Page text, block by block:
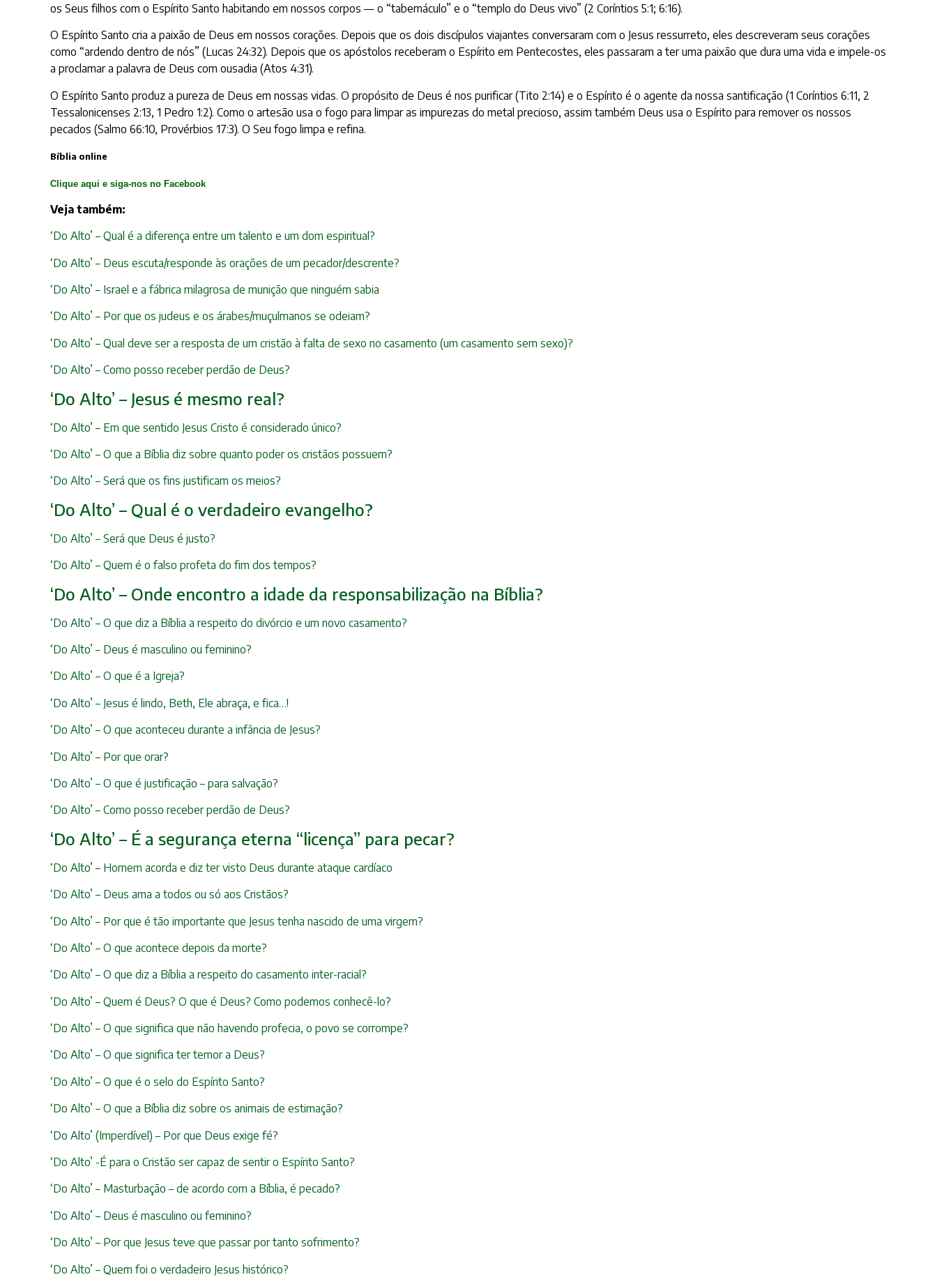
os Seus filhos com o Espírito Santo habitando em nossos corpos — o “tabernáculo” e o “templo do Deus vivo” (2 Coríntios 5:1; 6:16).
O Espírito Santo cria a paixão de Deus em nossos corações. Depois que os dois discípulos viajantes conversaram com o Jesus ressurreto, eles descreveram seus corações
como “ardendo dentro de nós” (Lucas 24:32). Depois que os apóstolos receberam o Espírito em Pentecostes, eles passaram a ter uma paixão que dura uma vida e impele-os
a proclamar a palavra de Deus com ousadia (Atos 4:31).
O Espírito Santo produz a pureza de Deus em nossas vidas. O propósito de Deus é nos purificar (Tito 2:14) e o Espírito é o agente da nossa santificação (1 Coríntios 6:11, 2
Tessalonicenses 2:13, 1 Pedro 1:2). Como o artesão usa o fogo para limpar as impurezas do metal precioso, assim também Deus usa o Espírito para remover os nossos
pecados (Salmo 66:10, Provérbios 17:3). O Seu fogo limpa e refina.
Bíblia online
Clique aqui e siga-nos no Facebook
Veja também:
‘Do Alto’ – Qual é a diferença entre um talento e um dom espiritual?
‘Do Alto’ – Deus escuta/responde às orações de um pecador/descrente?
‘Do Alto’ – Israel e a fábrica milagrosa de munição que ninguém sabia
‘Do Alto’ – Por que os judeus e os árabes/muçulmanos se odeiam?
‘Do Alto’ – Qual deve ser a resposta de um cristão à falta de sexo no casamento (um casamento sem sexo)?
‘Do Alto’ – Como posso receber perdão de Deus?
‘Do Alto’ – Jesus é mesmo real?
‘Do Alto’ – Em que sentido Jesus Cristo é considerado único?
‘Do Alto’ – O que a Bíblia diz sobre quanto poder os cristãos possuem?
‘Do Alto’ – Será que os fins justificam os meios?
‘Do Alto’ – Qual é o verdadeiro evangelho?
‘Do Alto’ – Será que Deus é justo?
‘Do Alto’ – Quem é o falso profeta do fim dos tempos?
‘Do Alto’ – Onde encontro a idade da responsabilização na Bíblia?
‘Do Alto’ – O que diz a Bíblia a respeito do divórcio e um novo casamento?
‘Do Alto’ – Deus é masculino ou feminino?
‘Do Alto’ – O que é a Igreja?
‘Do Alto’ – Jesus é lindo, Beth, Ele abraça, e fica…!
‘Do Alto’ – O que aconteceu durante a infância de Jesus?
‘Do Alto’ – Por que orar?
‘Do Alto’ – O que é justificação – para salvação?
‘Do Alto’ – Como posso receber perdão de Deus?
‘Do Alto’ – É a segurança eterna “licença” para pecar?
‘Do Alto’ – Homem acorda e diz ter visto Deus durante ataque cardíaco
‘Do Alto’ – Deus ama a todos ou só aos Cristãos?
‘Do Alto’ – Por que é tão importante que Jesus tenha nascido de uma virgem?
‘Do Alto’ – O que acontece depois da morte?
‘Do Alto’ – O que diz a Bíblia a respeito do casamento inter-racial?
‘Do Alto’ – Quem é Deus? O que é Deus? Como podemos conhecê-lo?
‘Do Alto’ – O que significa que não havendo profecia, o povo se corrompe?
‘Do Alto’ – O que significa ter temor a Deus?
‘Do Alto’ – O que é o selo do Espírito Santo?
‘Do Alto’ – O que a Bíblia diz sobre os animais de estimação?
‘Do Alto’ (Imperdível) – Por que Deus exige fé?
‘Do Alto’ -É para o Cristão ser capaz de sentir o Espírito Santo?
‘Do Alto’ – Masturbação – de acordo com a Bíblia, é pecado?
‘Do Alto’ – Deus é masculino ou feminino?
‘Do Alto’ – Por que Jesus teve que passar por tanto sofrimento?
‘Do Alto’ – Quem foi o verdadeiro Jesus histórico?